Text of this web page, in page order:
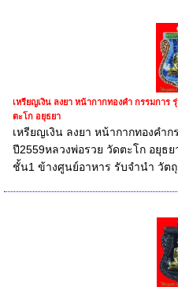
เหรียญเงิน ลงยา หน้ากากทองคำ กรรมกา
ตะโก อยุธยา
เหรียญเงิน ลงยา หน้ากากทองคำ
ปี2559หลวงพ่อรวย วัดตะโก อยุธ
ชั้น1 ข้างศูนย์อาหาร รับจำนำ วัต